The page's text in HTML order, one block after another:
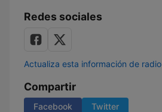
Redes sociales
Actualiza esta información de radio
Compartir
Facebook Twitter